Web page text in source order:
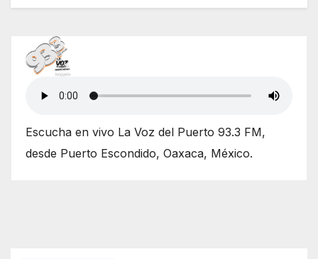
Escucha en vivo La Voz del Puerto 93.3 FM,
desde Puerto Escondido, Oaxaca, México.